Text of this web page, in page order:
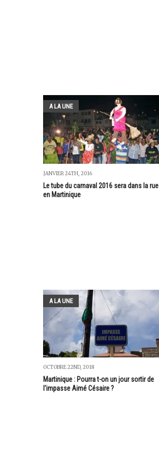
A LA UNE
JANVIER 24TH, 2016
Le tube du carnaval 2016 sera dans la rue
en Martinique
A LA UNE
OCTOBRE 22ND, 2018
Martinique : Pourra t-on un jour sortir de
l'impasse Aimé Césaire ?